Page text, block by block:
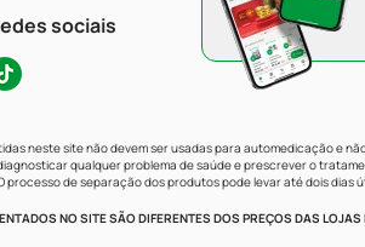
sociais
neste site não devem ser usadas para automedicação e
qualquer problema de saúde e prescrever o
processo de separação dos produtos pode levar até dois dias
NO SITE SÃO DIFERENTES DOS PREÇOS DAS